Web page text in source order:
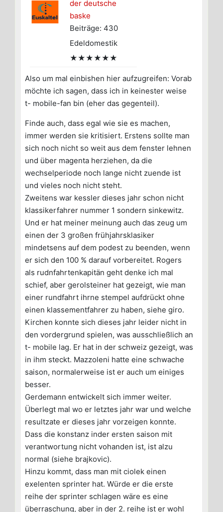
der deutsche
baske
Beiträge: 430
Edeldomestik
★★★★★★
Also um mal einbishen hier aufzugreifen: Vorab
möchte ich sagen, dass ich in keinester weise
t- mobile-fan bin (eher das gegenteil).
Finde auch, dass egal wie sie es machen,
immer werden sie kritisiert. Erstens sollte man
sich noch nicht so weit aus dem fenster lehnen
und über magenta herziehen, da die
wechselperiode noch lange nicht zuende ist
und vieles noch nicht steht.
Zweitens war kessler dieses jahr schon nicht
klassikerfahrer nummer 1 sondern sinkewitz.
Und er hat meiner meinung auch das zeug um
einen der 3 großen frühjahrsklasiker
mindetsens auf dem podest zu beenden, wenn
er sich den 100 % darauf vorbereitet. Rogers
als rudnfahrtenkapitän geht denke ich mal
schief, aber gerolsteiner hat gezeigt, wie man
einer rundfahrt ihrne stempel aufdrückt ohne
einen klassementfahrer zu haben, siehe giro.
Kirchen konnte sich dieses jahr leider nicht in
den vordergrund spielen, was ausschließlich an
t- mobile lag. Er hat in der schweiz gezeigt, was
in ihm steckt. Mazzoleni hatte eine schwache
saison, normalerweise ist er auch um einiges
besser.
Gerdemann entwickelt sich immer weiter.
Überlegt mal wo er letztes jahr war und welche
resultzate er dieses jahr vorzeigen konnte.
Dass die konstanz inder ersten saison mit
verantwortung nicht vohanden ist, ist alzu
normal (siehe brajkovic).
Hinzu kommt, dass man mit ciolek einen
exelenten sprinter hat. Würde er die erste
reihe der sprinter schlagen wäre es eine
überraschung, aber in der 2. reihe ist er wohl